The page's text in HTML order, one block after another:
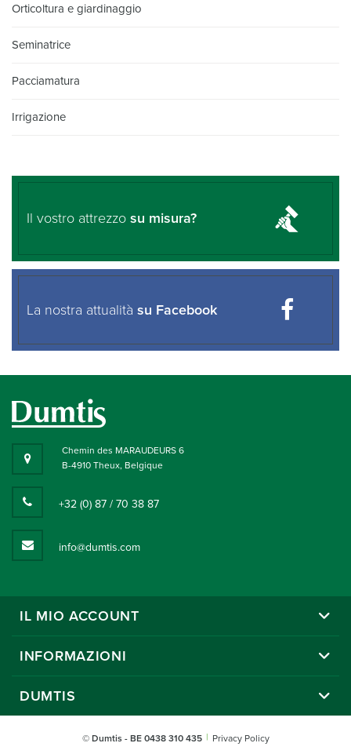
Orticoltura e giardinaggio
Seminatrice
Pacciamatura
Irrigazione
Il vostro attrezzo su misura?
La nostra attualità su Facebook
Chemin des MARAUDEURS 6
B-4910 Theux, Belgique
+32 (0) 87 / 70 38 87
info@dumtis.com
IL MIO ACCOUNT
INFORMAZIONI
DUMTIS
© Dumtis- BE 0438 310 435 Privacy Policy